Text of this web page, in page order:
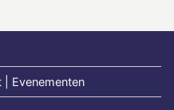
Evenementen